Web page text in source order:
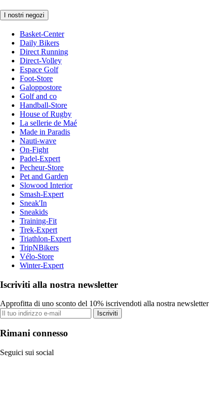
I nostri negozi
Basket-Center
Daily Bikers
Direct Running
Direct-Volley
Espace Golf
Foot-Store
Galoppostore
Golf and co
Handball-Store
House of Rugby
La sellerie de Maé
Made in Paradis
Nauti-wave
On-Fight
Padel-Expert
Pecheur-Store
Pet and Garden
Slowood Interior
Smash-Expert
Sneak'In
Sneakids
Training-Fit
Trek-Expert
Triathlon-Expert
TripNBikers
Vélo-Store
Winter-Expert
Iscriviti alla nostra newsletter
Approfitta di uno sconto del 10% iscrivendoti alla nostra newsletter
Iscriviti
Rimani connesso
Seguici sui social